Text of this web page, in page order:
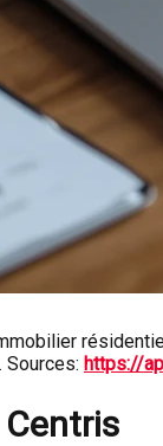
Sources: https://